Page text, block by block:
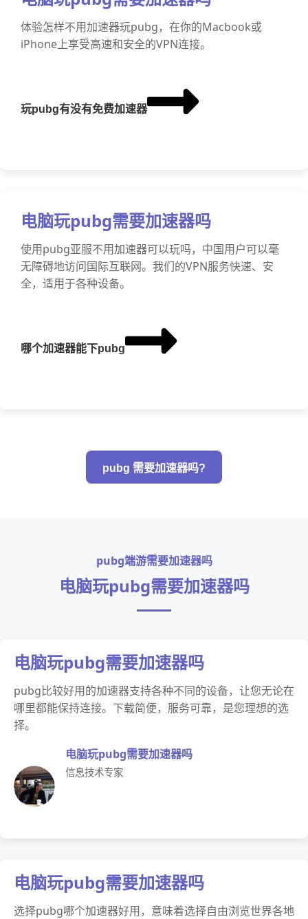
体验怎样不用加速器玩pubg，在你的Macbook或
iPhone上享受高速和安全的VPN连接。
玩pubg有没有免费加速器
电脑玩pubg需要加速器吗
使用pubg亚服不用加速器可以玩吗，中国用户可以毫
无障碍地访问国际互联网。我们的VPN服务快速、安
全，适用于各种设备。
哪个加速器能下pubg
pubg 需要加速器吗?
pubg端游需要加速器吗
电脑玩pubg需要加速器吗
电脑玩pubg需要加速器吗
pubg比较好用的加速器支持各种不同的设备，让您无论在
哪里都能保持连接。下载简便，服务可靠，是您理想的选
择。
电脑玩pubg需要加速器吗
信息技术专家
电脑玩pubg需要加速器吗
选择pubg哪个加速器好用，意味着选择自由浏览世界各地